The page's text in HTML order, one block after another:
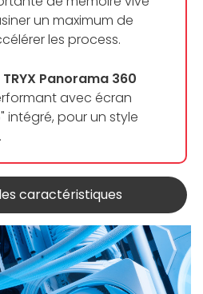
un maximum de
les process.
Panorama 360
avec écran
intégré, pour un style
caractéristiques